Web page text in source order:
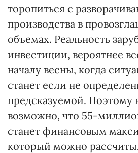
торопиться с
производства в
объемах. Реальность
инвестиции, вероятнее
началу весны, когда
станет если не
предсказуемой. Поэтому
возможно, что 55-
станет финансовым
который можно